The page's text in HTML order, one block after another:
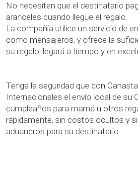
No necesiten que el destinatario
aranceles cuando llegue el regalo.
La compañía utilice un servicio de
como mensajeros, y ofrece la
su regalo llegará a tiempo y en
Tenga la seguridad que con
Internacionales el envío local de su
cumpleaños para mamá u otros
rápidamente, sin costos ocultos y
aduaneros para su destinatario.